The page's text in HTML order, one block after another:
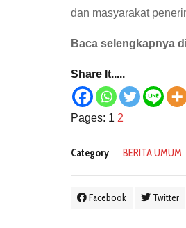
dan masyarakat
Baca selengkapnya
Share It.....
Pages: 1 2
Category BERITA UMUM
Facebook Twitter